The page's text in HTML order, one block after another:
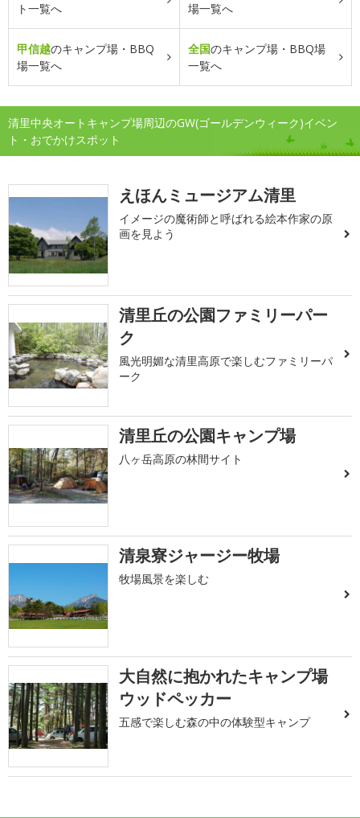
ト一覧へ
場一覧へ
甲信越のキャンプ場・BBQ
場一覧へ
全国のキャンプ場・BBQ場
一覧へ
清里中央オートキャンプ場周辺のGW(ゴールデンウィーク)イベン
ト・おでかけスポット
えほんミュージアム清里
イメージの魔術師と呼ばれる絵本作家の原
画を見よう
清里丘の公園ファミリーパー
ク
風光明媚な清里高原で楽しむファミリーパ
ーク
清里丘の公園キャンプ場
八ヶ岳高原の林間サイト
清泉寮ジャージー牧場
牧場風景を楽しむ
大自然に抱かれたキャンプ場
ウッドペッカー
五感で楽しむ森の中の体験型キャンプ